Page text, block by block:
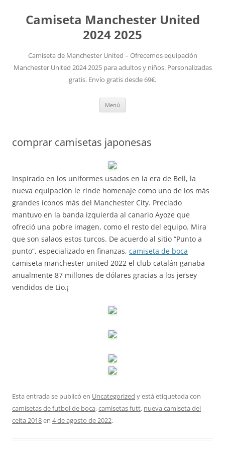
Camiseta Manchester United
2024 2025
Camiseta de Manchester United – Ofrecemos equipación
Manchester United 2024 2025 para adultos y niños. Personalizadas
gratis. Envío gratis desde 69€.
Menú
comprar camisetas japonesas
Inspirado en los uniformes usados en la era de Bell, la
nueva equipación le rinde homenaje como uno de los más
grandes íconos más del Manchester City. Preciado
mantuvo en la banda izquierda al canario Ayoze que
ofreció una pobre imagen, como el resto del equipo. Mira
que son salaos estos turcos. De acuerdo al sitio “Punto a
punto”, especializado en finanzas, camiseta de boca
camiseta manchester united 2022 el club catalán ganaba
anualmente 87 millones de dólares gracias a los jersey
vendidos de Lio.¡
Esta entrada se publicó en Uncategorized y está etiquetada con
camisetas de futbol de boca,camisetas futt, nueva camiseta del
celta 2018en 4 de agosto de 2022.